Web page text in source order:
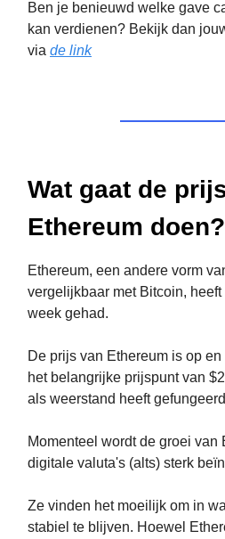
Ben je benieuwd welke gave
kan verdienen? Bekijk dan
via de link
Wat gaat de
Ethereum
Ethereum, een andere vorm
vergelijkbaar met Bitcoin,
week gehad.
De prijs van Ethereum is op
het belangrijke prijspunt van
als weerstand heeft
Momenteel wordt de groei van
digitale valuta's (alts) sterk
Ze vinden het moeilijk om in
stabiel te blijven. Hoewel